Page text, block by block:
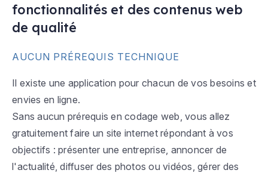
fonctionnalités et des contenus web
de qualité
AUCUN PRÉREQUIS TECHNIQUE
Il existe une application pour chacun de vos besoins et
envies en ligne.
Sans aucun prérequis en codage web, vous allez
gratuitement faire un site internet répondant à vos
objectifs : présenter une entreprise, annoncer de
l'actualité, diffuser des photos ou vidéos, gérer des